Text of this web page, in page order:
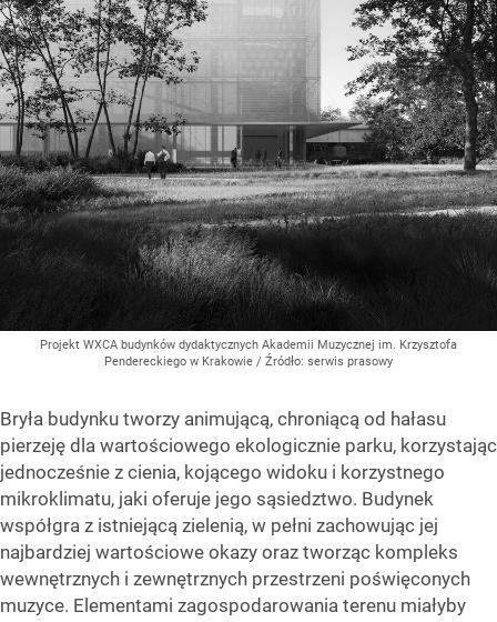
Projekt WXCA budynków dydaktycznych Akademii Muzycznej im. Krzysztofa
Pendereckiego w Krakowie / Źródło: serwis prasowy
Bryła budynku tworzy animującą, chroniącą od hałasu
pierzeję dla wartościowego ekologicznie parku, korzystając
jednocześnie z cienia, kojącego widoku i korzystnego
mikroklimatu, jaki oferuje jego sąsiedztwo. Budynek
współgra z istniejącą zielenią, w pełni zachowując jej
najbardziej wartościowe okazy oraz tworząc kompleks
wewnętrznych i zewnętrznych przestrzeni poświęconych
muzyce. Elementami zagospodarowania terenu miałyby